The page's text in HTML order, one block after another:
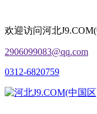
欢迎访问河北
2906099083@qq.com
0312-6820759